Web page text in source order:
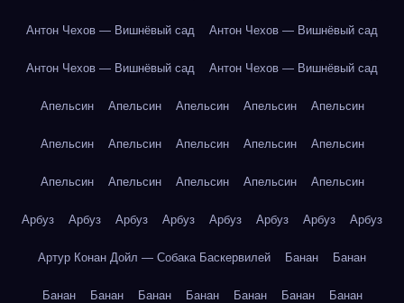
Антон Чехов — Вишнёвый сад Антон Чехов — Вишнёвый сад
Антон Чехов — Вишнёвый сад Антон Чехов — Вишнёвый сад
Апельсин Апельсин Апельсин Апельсин Апельсин
Апельсин Апельсин Апельсин Апельсин Апельсин
Апельсин Апельсин Апельсин Апельсин Апельсин
Арбуз Арбуз Арбуз Арбуз Арбуз Арбуз Арбуз Арбуз
Артур Конан Дойл — Собака Баскервилей Банан Банан
Банан Банан Банан Банан Банан Банан Банан